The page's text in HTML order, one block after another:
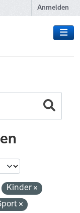
Anmelden
Kinder